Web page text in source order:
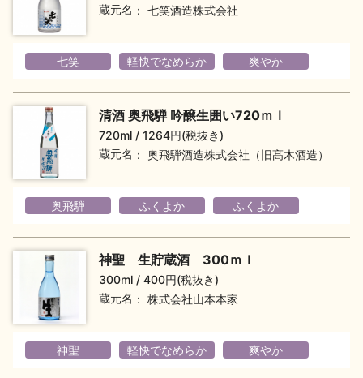
地酒用語集 地酒解体新書
お楽しみコンテンツ
歳時記
蔵元名
七笑酒造株式会社
七笑 軽快でなめらか 爽やか
清酒 奥飛騨 吟醸生囲い720ｍｌ
720ml
1264円(税抜き)
蔵元名
奥飛騨酒造株式会社（旧髙木酒造）
奥飛騨 ふくよか ふくよか
神聖 生貯蔵酒 300ｍｌ
300ml
400円(税抜き)
蔵元名
株式会社山本本家
神聖 軽快でなめらか 爽やか